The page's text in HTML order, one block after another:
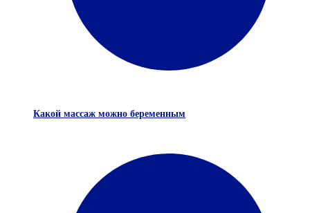
Какой массаж можно беременным